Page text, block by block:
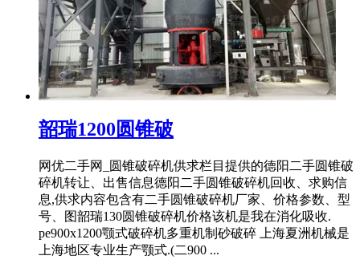
韶瑞1200圆锥破
网优二手网_圆锥破碎机供求栏目提供的德阳二手圆锥破
碎机转让、出售信息德阳二手圆锥破碎机回收、求购信
息,供求内容包含有二手圆锥破碎机厂家、价格参数、型
号、图韶瑞130圆锥破碎机价格该机是我在消化吸收.
pe900x1200颚式破碎机多重机制砂破碎 上海夏洲机械是
上海地区专业生产颚式.(二900 ...